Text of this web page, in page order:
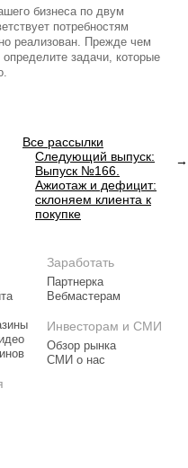
бизнеса по двум
потребностям
реализован. Прежде чем
задачи, которые
Все рассылки
Следующий выпуск:
Выпуск №166.
Ажиотаж и дефицит:
склоняем клиента к
покупке
Заработать
Партнерка
Вебмастерам
Инвесторам и СМИ
Обзор рынка
СМИ о нас